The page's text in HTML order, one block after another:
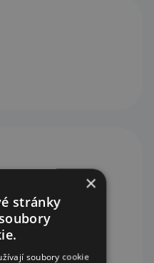
×
stránky
soubory cookie